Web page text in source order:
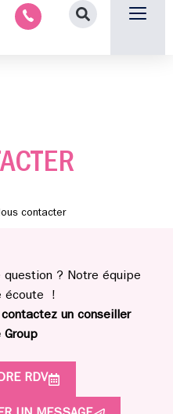
contacter
question ? Notre équipe
écoute !
contactez un conseiller
Group
RDV